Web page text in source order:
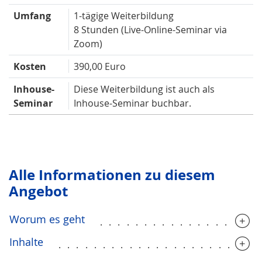
Umfang
1-tägige Weiterbildung
8 Stunden (Live-Online-Seminar via
Zoom)
Kosten
390,00 Euro
Inhouse-
Seminar
Diese Weiterbildung ist auch als
Inhouse-Seminar buchbar.
Alle Infor­mationen zu diesem
Angebot
Worum es geht
Inhalte